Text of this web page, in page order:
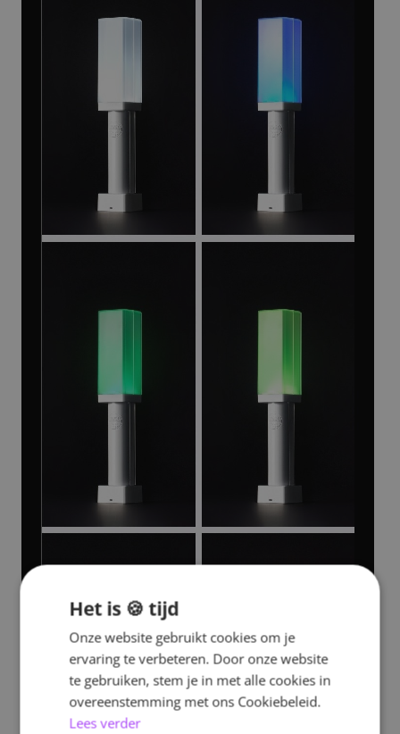
Het is 🍪 tijd
Onze website gebruikt cookies om je
ervaring te verbeteren. Door onze website
te gebruiken, stem je in met alle cookies in
overeenstemming met ons Cookiebeleid.
Lees verder